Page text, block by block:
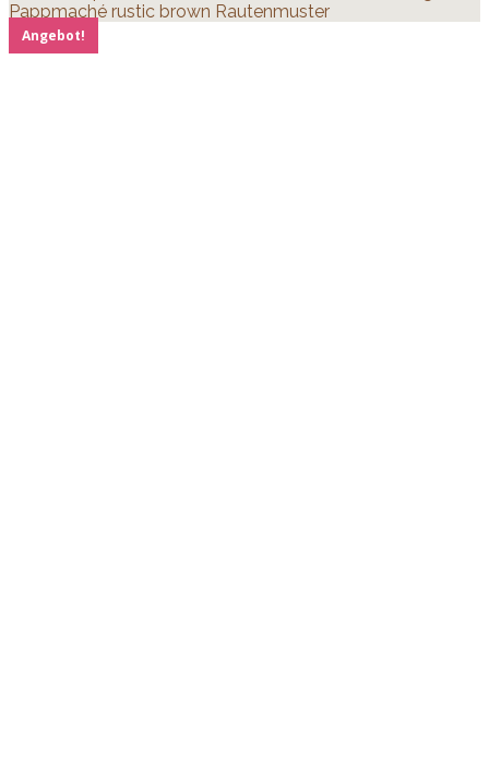
Pappmaché rustic brown Rautenmuster
Angebot!